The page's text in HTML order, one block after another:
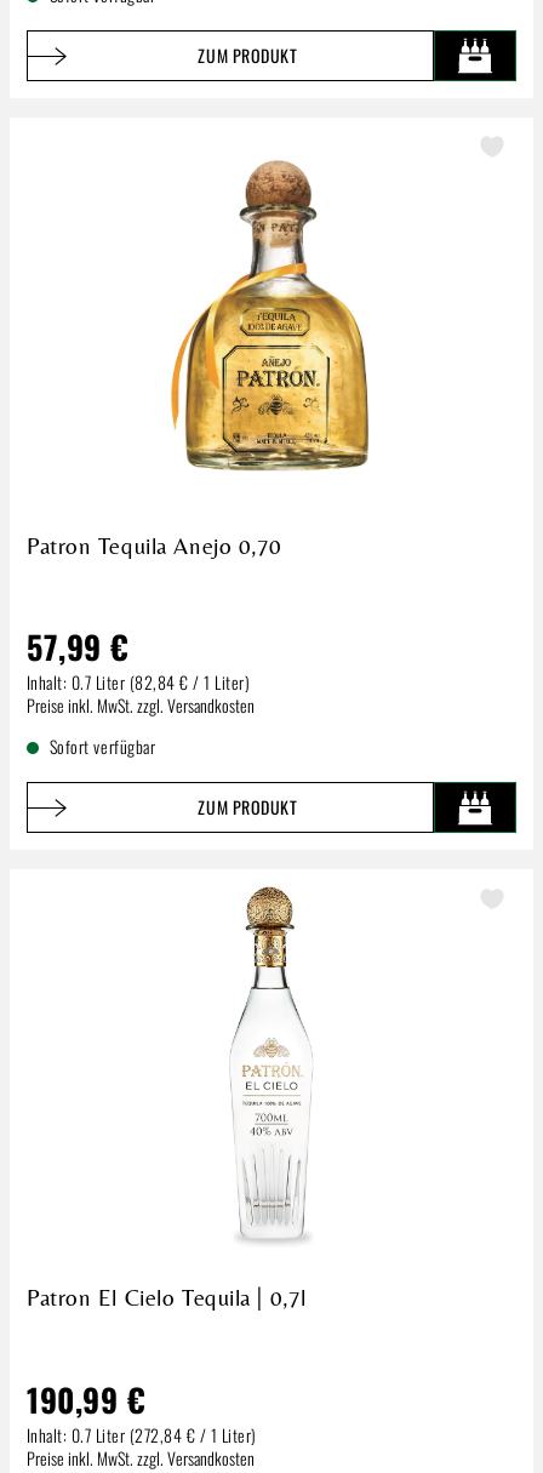
ZUM PRODUKT
Patron Tequila Anejo 0,70
57,99 €
Inhalt: 0.7 Liter (82,84 € / 1 Liter)
Regulärer Preis:
Preise inkl. MwSt. zzgl. Versandkosten
Sofort verfügbar
ZUM PRODUKT
Patron El Cielo Tequila | 0,7l
190,99 €
Inhalt: 0.7 Liter (272,84 € / 1 Liter)
Regulärer Preis:
Preise inkl. MwSt. zzgl. Versandkosten